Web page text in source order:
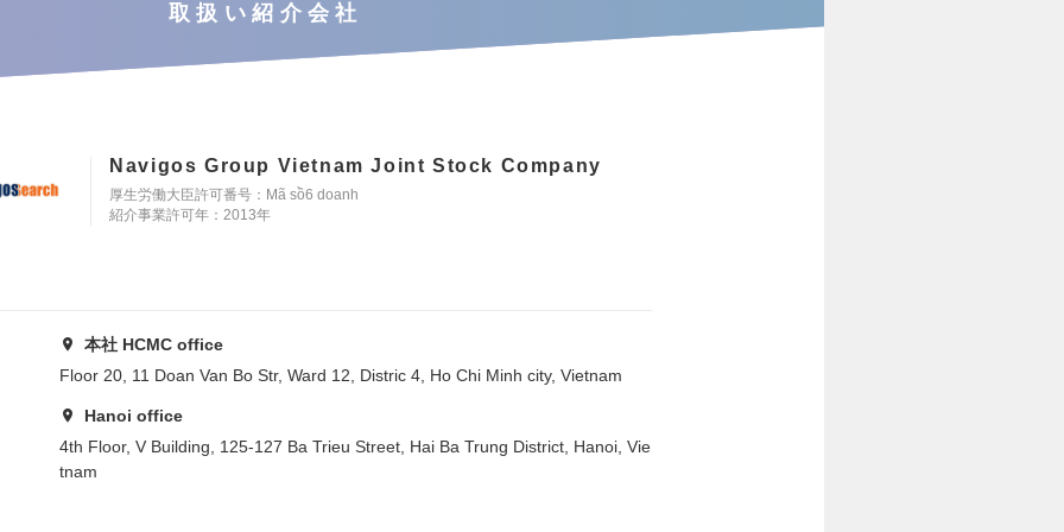
取扱い紹介会社
Navigos Group Vietnam Joint Stock Company
厚生労働大臣許可番号：Mã sồ6 doanh
紹介事業許可年：2013年
本社 HCMC office
Floor 20, 11 Doan Van Bo Str, Ward 12, Distric 4, Ho Chi Minh city, Vietnam
Hanoi office
4th Floor, V Building, 125-127 Ba Trieu Street, Hai Ba Trung District, Hanoi, Vie
tnam